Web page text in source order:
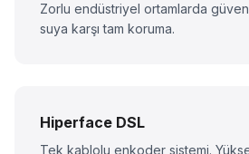
Zorlu endüstriyel ortamlarda
suya karşı tam koruma.
Hiperface DSL
Tek kablolu enkoder sistemi.